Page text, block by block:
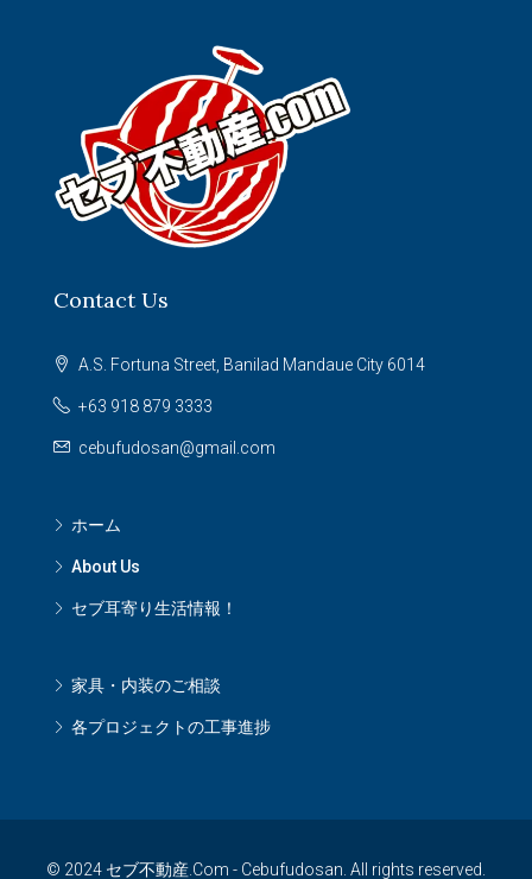
Contact Us
A.S. Fortuna Street, Banilad Mandaue City 6014
+63 918 879 3333
cebufudosan@gmail.com
ホーム
About Us
セブ耳寄り生活情報！
家具・内装のご相談
各プロジェクトの工事進捗
© 2024 セブ不動産.Com - Cebufudosan. All rights reserved.